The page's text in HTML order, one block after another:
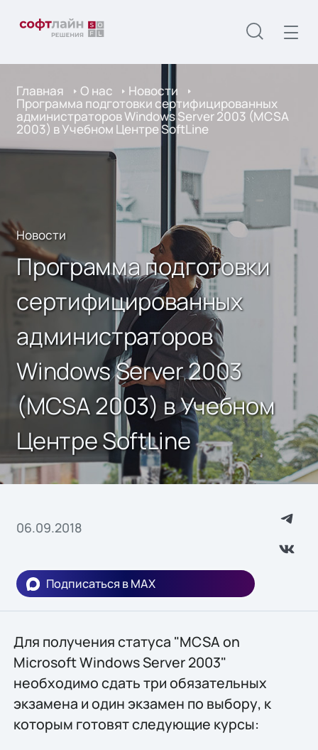
Главная О нас Новости
Программа подготовки сертифицированных
администраторов Windows Server 2003 (MCSA
2003) в Учебном Центре SoftLine
Новости
Программа подготовки
сертифицированных
администраторов
Windows Server 2003
(MCSA 2003) в Учебном
Центре SoftLine
06.09.2018
Подписаться в MAX
Для получения статуса "MCSA on
Microsoft Windows Server 2003"
необходимо сдать три обязательных
экзамена и один экзамен по выбору, к
которым готовят следующие курсы: